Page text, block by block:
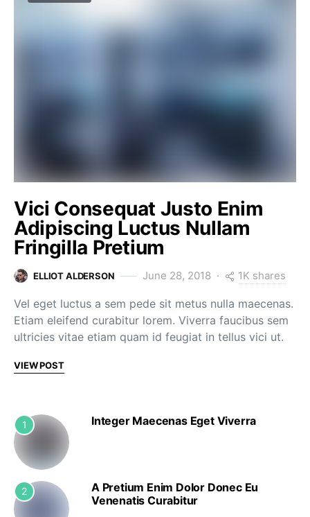
Vici Consequat Justo Enim
Adipiscing Luctus Nullam
Fringilla Pretium
ELLIOT ALDERSON June 28, 2018 1K shares
Vel eget luctus a sem pede sit metus nulla maecenas.
Etiam eleifend curabitur lorem. Viverra faucibus sem
ultricies vitae etiam quam id feugiat in tellus vici ut.
VIEW POST
1 Integer Maecenas Eget Viverra
2
A Pretium Enim Dolor Donec Eu
Venenatis Curabitur